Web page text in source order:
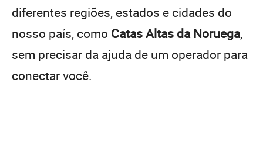
diferentes regiões, estados e cidades do
nosso país, como Catas Altas da Noruega,
sem precisar da ajuda de um operador para
conectar você.